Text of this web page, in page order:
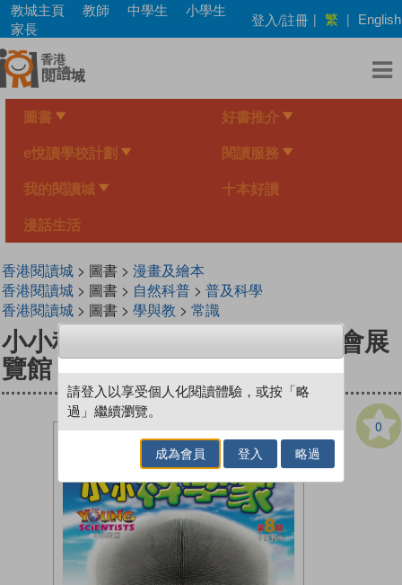
Skip
main
content
教城主頁 教師 中學生
小學生
家長
登入/註冊 | 繁 | English
圖書 好書推介
e悅讀學校計劃 閱讀服務
我的閱讀城 十本好讀
漫話生活
香港閱讀城> 圖書 > 漫畫及繪本
香港閱讀城> 圖書 > 自然科普> 普及科學
香港閱讀城> 圖書 > 學與教 > 常識
小小科學家（第二级）#8 世博會展
覽館 Pavilions of Expo
0
請登入以享受個人化閱讀體驗，或按「略
過」繼續瀏覽。
成為會員 登入 略過